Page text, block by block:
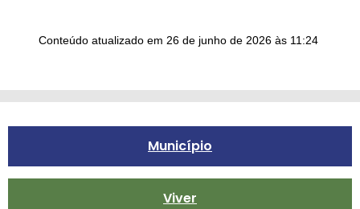
Conteúdo atualizado em 26 de junho de 2026 às 11:24
Município
Viver